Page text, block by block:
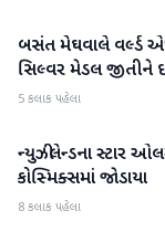
રમતગમત
બસંત મેઘવાલે વર્લ્ડ
સિલ્વર મેડલ જીતીને
5 કલાક પહેલા
રમતગમત
ન્યુઝીલેન્ડના સ્ટાર
કોસ્મિક્સમાં જોડાયા
8 કલાક પહેલા